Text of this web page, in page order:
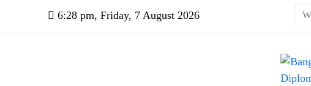
6:28 pm, Friday, 7 August 2026